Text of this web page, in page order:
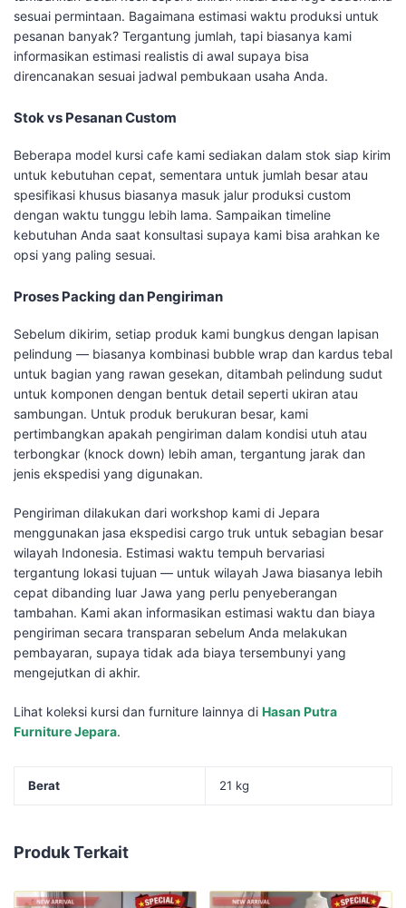
sesuai permintaan. Bagaimana estimasi waktu produksi untuk
pesanan banyak? Tergantung jumlah, tapi biasanya kami
informasikan estimasi realistis di awal supaya bisa
direncanakan sesuai jadwal pembukaan usaha Anda.
Stok vs Pesanan Custom
Beberapa model kursi cafe kami sediakan dalam stok siap kirim
untuk kebutuhan cepat, sementara untuk jumlah besar atau
spesifikasi khusus biasanya masuk jalur produksi custom
dengan waktu tunggu lebih lama. Sampaikan timeline
kebutuhan Anda saat konsultasi supaya kami bisa arahkan ke
opsi yang paling sesuai.
Proses Packing dan Pengiriman
Sebelum dikirim, setiap produk kami bungkus dengan lapisan
pelindung — biasanya kombinasi bubble wrap dan kardus tebal
untuk bagian yang rawan gesekan, ditambah pelindung sudut
untuk komponen dengan bentuk detail seperti ukiran atau
sambungan. Untuk produk berukuran besar, kami
pertimbangkan apakah pengiriman dalam kondisi utuh atau
terbongkar (knock down) lebih aman, tergantung jarak dan
jenis ekspedisi yang digunakan.
Pengiriman dilakukan dari workshop kami di Jepara
menggunakan jasa ekspedisi cargo truk untuk sebagian besar
wilayah Indonesia. Estimasi waktu tempuh bervariasi
tergantung lokasi tujuan — untuk wilayah Jawa biasanya lebih
cepat dibanding luar Jawa yang perlu penyeberangan
tambahan. Kami akan informasikan estimasi waktu dan biaya
pengiriman secara transparan sebelum Anda melakukan
pembayaran, supaya tidak ada biaya tersembunyi yang
mengejutkan di akhir.
Lihat koleksi kursi dan furniture lainnya di Hasan Putra
Furniture Jepara.
Berat 21 kg
Produk Terkait